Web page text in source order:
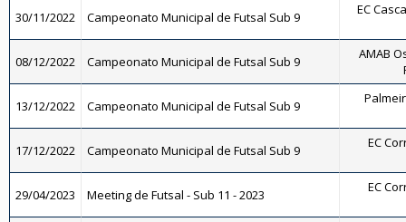
30/11/2022 Campeonato Municipal de Futsal Sub 9 EC
08/12/2022 Campeonato Municipal de Futsal Sub 9
AMAB
13/12/2022 Campeonato Municipal de Futsal Sub 9
17/12/2022 Campeonato Municipal de Futsal Sub 9 EC
29/04/2023 Meeting de Futsal - Sub 11 - 2023 EC